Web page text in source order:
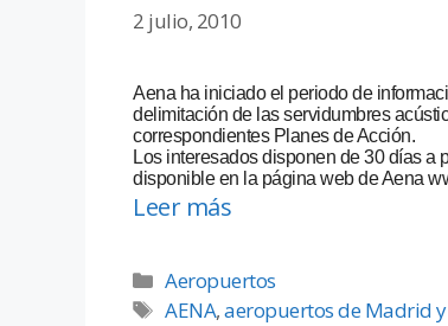
2 julio, 2010
Aena ha iniciado el periodo de
delimitación de las servidumbres
correspondientes Planes de Acción.
Los interesados disponen de 30 días a
disponible en la página web de Aena
Leer más
Aeropuertos
AENA,aeropuertos de Madrid